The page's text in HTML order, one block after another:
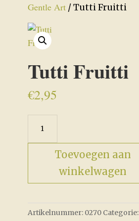
Gentle Art/ Tutti Fruitti
Tutti Fruitti
€2,95
Fruitti
aantal
Toevoegen aan
winkelwagen
Artikelnummer: 0270 Categorie: